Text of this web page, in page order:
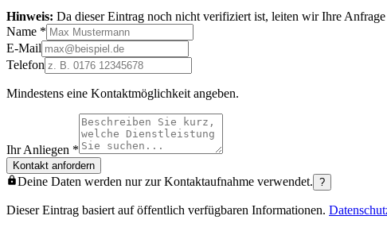
Hinweis: Da dieser Eintrag noch nicht verifiziert ist, leiten wir Ihre
Name *
E-Mail
Telefon
Mindestens eine Kontaktmöglichkeit angeben.
Ihr Anliegen *
Kontakt anfordern
Deine Daten werden nur zur Kontaktaufnahme verwendet. ?
Dieser Eintrag basiert auf öffentlich verfügbaren Informationen.